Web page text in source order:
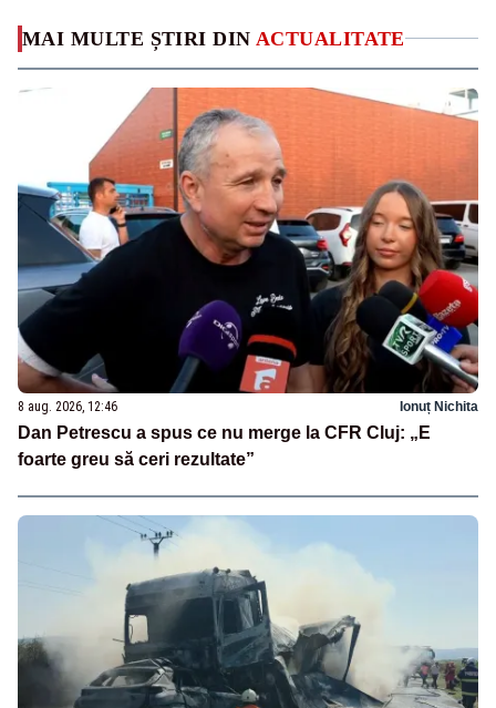
MAI MULTE ȘTIRI DIN ACTUALITATE
8 aug. 2026, 12:46 Ionuț Nichita
Dan Petrescu a spus ce nu merge la CFR Cluj: „E
foarte greu să ceri rezultate”